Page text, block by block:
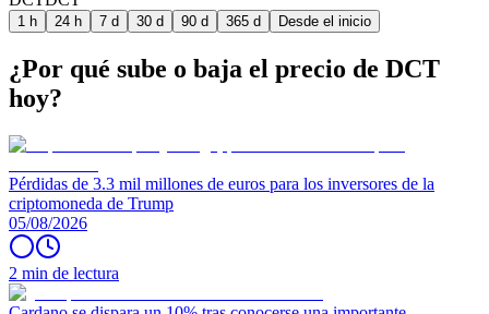
1 h 24 h 7 d 30 d 90 d 365 d Desde el inicio
¿Por qué sube o baja el precio de DCT
hoy?
Pérdidas de 3.3 mil millones de euros para los inversores de la
criptomoneda de Trump
05/08/2026
2 min de lectura